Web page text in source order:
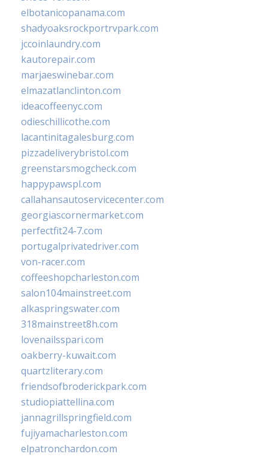
elbotanicopanama.com
shadyoaksrockportrvpark.com
jccoinlaundry.com
kautorepair.com
marjaeswinebar.com
elmazatlanclinton.com
ideacoffeenyc.com
odieschillicothe.com
lacantinitagalesburg.com
pizzadeliverybristol.com
greenstarsmogcheck.com
happypawspl.com
callahansautoservicecenter.com
georgiascornermarket.com
perfectfit24-7.com
portugalprivatedriver.com
von-racer.com
coffeeshopcharleston.com
salon104mainstreet.com
alkaspringswater.com
318mainstreet8h.com
lovenailsspari.com
oakberry-kuwait.com
quartzliterary.com
friendsofbroderickpark.com
studiopiattellina.com
jannagrillspringfield.com
fujiyamacharleston.com
elpatronchardon.com